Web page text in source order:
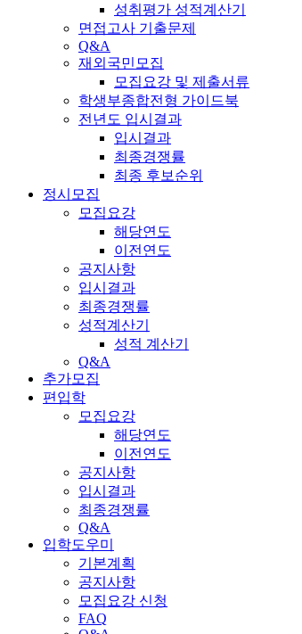
성취평가 성적계산기
면접고사 기출문제
Q&A
재외국민모집
모집요강 및 제출서류
학생부종합전형 가이드북
전년도 입시결과
입시결과
최종경쟁률
최종 후보순위
정시모집
모집요강
해당연도
이전연도
공지사항
입시결과
최종경쟁률
성적계산기
성적 계산기
Q&A
추가모집
편입학
모집요강
해당연도
이전연도
공지사항
입시결과
최종경쟁률
Q&A
입학도우미
기본계획
공지사항
모집요강 신청
FAQ